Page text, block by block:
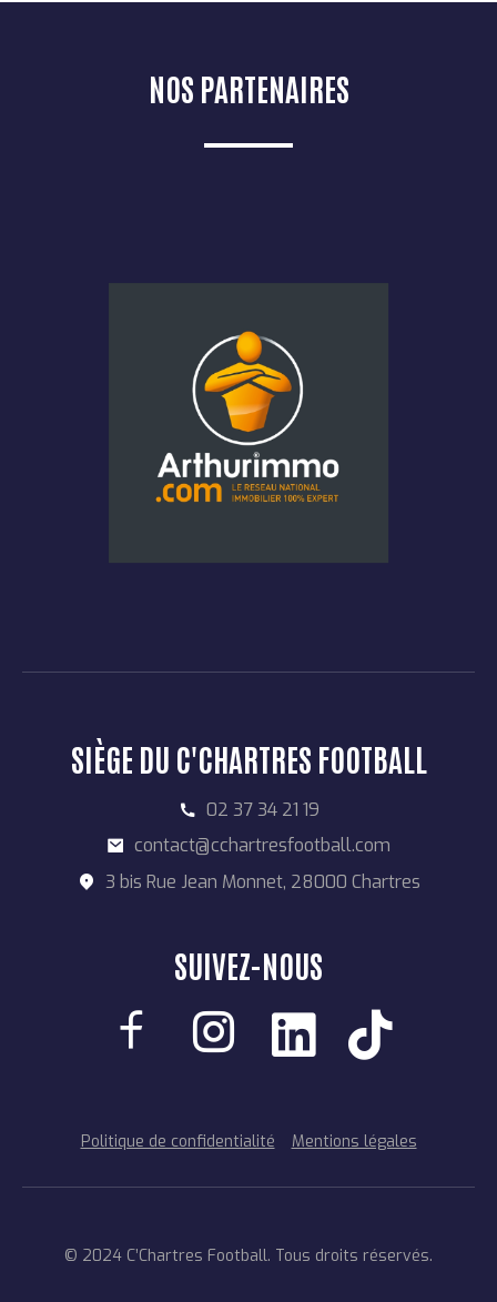
NOS PARTENAIRES
SIÈGE DU C'CHARTRES FOOTBALL
02 37 34 21 19
contact@cchartresfootball.com
3 bis Rue Jean Monnet, 28000 Chartres
SUIVEZ-NOUS
Politique de confidentialité Mentions légales
© 2024 C’Chartres Football. Tous droits réservés.